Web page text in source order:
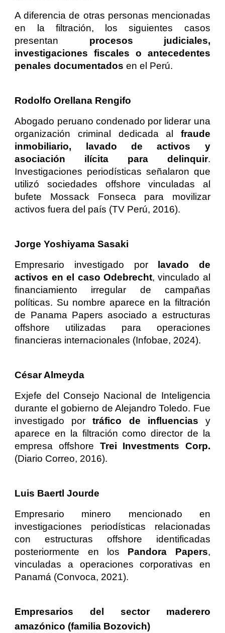
A diferencia de otras personas mencionadas
en la filtración, los siguientes casos
presentan procesos judiciales,
investigaciones fiscales o antecedentes
penales documentados en el Perú.
Rodolfo Orellana Rengifo
Abogado peruano condenado por liderar una
organización criminal dedicada al fraude
inmobiliario, lavado de activos y
asociación ilícita para delinquir.
Investigaciones periodísticas señalaron que
utilizó sociedades offshore vinculadas al
bufete Mossack Fonseca para movilizar
activos fuera del país (TV Perú, 2016).
Jorge Yoshiyama Sasaki
Empresario investigado por
lavado de
activos en el caso Odebrecht, vinculado al
financiamiento irregular de campañas
políticas. Su nombre aparece en la filtración
de Panama Papers asociado a estructuras
offshore utilizadas para operaciones
financieras internacionales (Infobae, 2024).
César Almeyda
Exjefe del Consejo Nacional de Inteligencia
durante el gobierno de Alejandro Toledo. Fue
investigado portráfico de influencias y
aparece en la filtración como director de la
empresa offshore Trei Investments Corp.
(Diario Correo, 2016).
Luis Baertl Jourde
Empresario minero mencionado en
investigaciones periodísticas relacionadas
con estructuras offshore identificadas
posteriormente en los Pandora Papers,
vinculadas a operaciones corporativas en
Panamá (Convoca, 2021).
Empresarios del sector maderero
amazónico (familia Bozovich)